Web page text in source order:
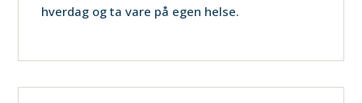
hverdag og ta vare på egen helse.